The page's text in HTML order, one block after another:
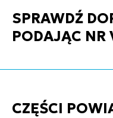
SPRAWDŹ
PODAJĄC NR
CZĘŚCI